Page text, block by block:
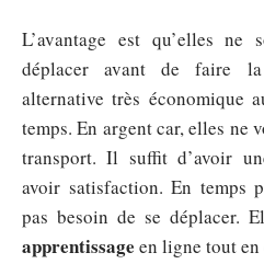
L’avantage est qu’elles
déplacer avant de faire la
alternative très économique
temps. En argent car, elles ne
transport. Il suffit d’avoir
avoir satisfaction. En temps
pas besoin de se déplacer.
apprentissage en ligne tout